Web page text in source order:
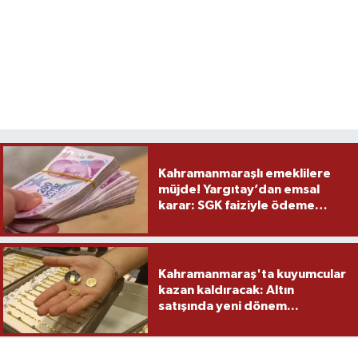
Kahramanmaraşlı emeklilere
müjde! Yargıtay’dan emsal
karar: SGK faiziyle ödeme
Kahramanmaraş'ta kuyumcular
kazan kaldıracak: Altın
satışında yeni dönem...